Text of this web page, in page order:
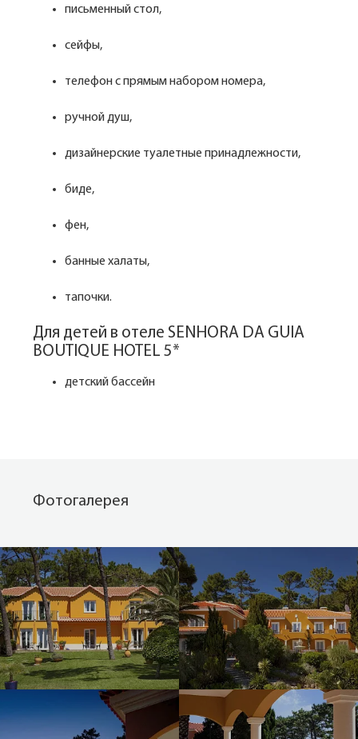
письменный стол,
сейфы,
телефон с прямым набором номера,
ручной душ,
дизайнерские туалетные принадлежности,
биде,
фен,
банные халаты,
тапочки.
Для детей в отеле SENHORA DA GUIA
BOUTIQUE HOTEL 5*
детский бассейн
Фотогалерея